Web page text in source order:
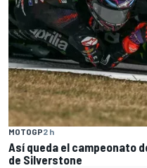
MOTOGP2 h
Así queda el campeonato
de Silverstone